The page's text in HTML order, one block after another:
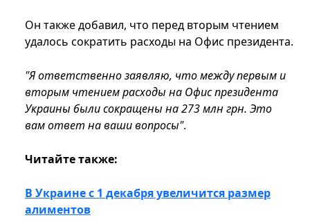
Он также добавил, что перед вторым чтением
удалось сократить расходы на Офис президента.
"Я ответственно заявляю, что между первым и
вторым чтением расходы на Офис президента
Украины были сокращены на 273 млн грн. Это
вам ответ на ваши вопросы".
Читайте также:
В Украине с 1 декабря увеличится размер
алиментов